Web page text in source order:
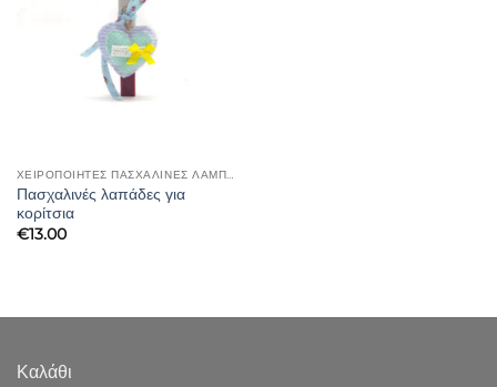
ΧΕΙΡΟΠΟΙΗΤΕΣ ΠΑΣΧΑΛΙΝΕΣ ΛΑΜΠΑΔΕΣ
Πασχαλινές λαπάδες για
κορίτσια
€13.00
Καλάθι